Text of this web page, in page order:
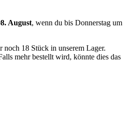
August, wenn du bis Donnerstag um
18 Stück in unserem Lager.
mehr bestellt wird, könnte dies das